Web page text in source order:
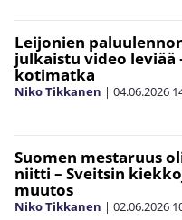
Leijonien
julkaistu video leviää
kotimatka
Niko Tikkanen | 04.06.2026
Suomen mestaruus
niitti – Sveitsin
muutos
Niko Tikkanen | 02.06.2026